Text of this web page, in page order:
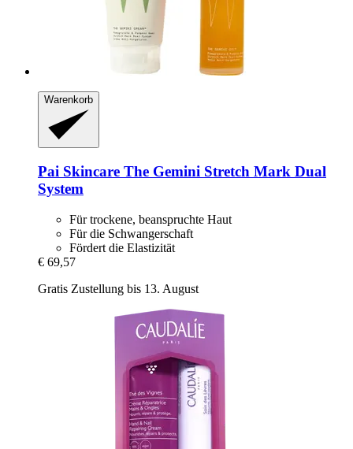
Warenkorb
Pai Skincare The Gemini Stretch Mark Dual
System
Für trockene, beanspruchte Haut
Für die Schwangerschaft
Fördert die Elastizität
€ 69,57
Gratis Zustellung bis 13. August